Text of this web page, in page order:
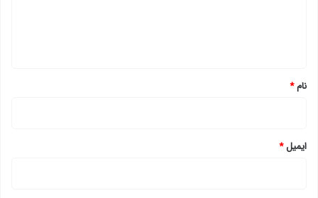
نام*
ایمیل*